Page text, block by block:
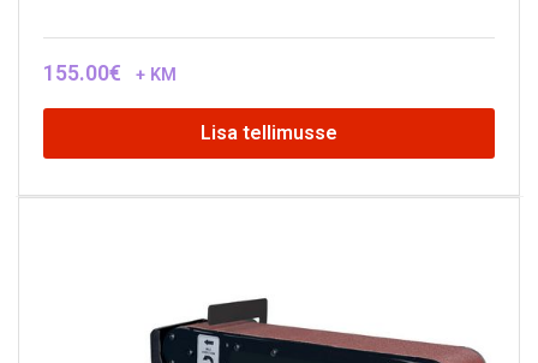
155.00€ + KM
Lisa tellimusse